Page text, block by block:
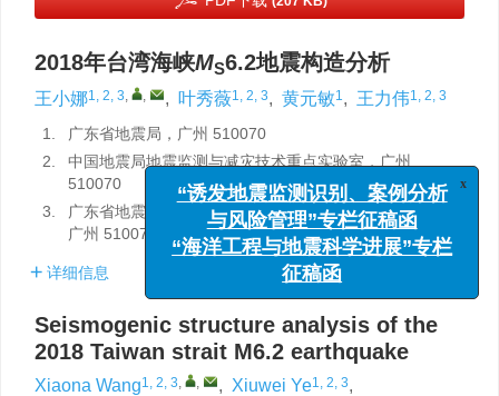
2018年台湾海峡MS6.2地震构造分析
王小娜1, 2, 3, , , 叶秀薇1, 2, 3, 黄元敏1, 王力伟1, 2, 3
1.
广东省地震局，广州 510070
2.
中国地震局地震监测与减灾技术重点实验室，广州
510070
3.
广东省地震预警与重大工程安全诊断重点实验室，
广州 510070
详细信息
Seismogenic structure analysis of the
2018 Taiwan strait M6.2 earthquake
Xiaona Wang1, 2, 3, , , Xiuwei Ye1, 2, 3,
“诱发地震监测识别、案例分析
与风险管理”专栏征稿函
“海洋工程与地震科学进展”专栏
征稿函